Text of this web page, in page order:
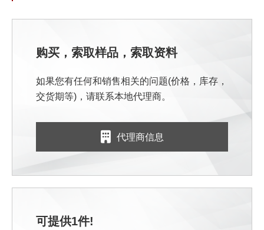
购买，索取样品，索取资料
如果您有任何和销售相关的问题(价格，库存，
交货期等)，请联系本地代理商。
代理商信息
可提供1件!